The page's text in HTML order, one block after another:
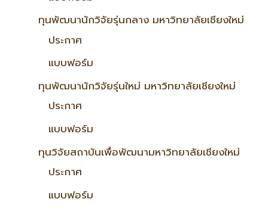
ทุนพัฒนานักวิจัยรุ่นกลาง มหาวิทยาลัยเชียงใหม่
ประกาศ
แบบฟอร์ม
ทุนพัฒนานักวิจัยรุ่นใหม่ มหาวิทยาลัยเชียงใหม่
ประกาศ
แบบฟอร์ม
ทุนวิจัยสถาบันเพื่อพัฒนามหาวิทยาลัยเชียงใหม่
ประกาศ
แบบฟอร์ม